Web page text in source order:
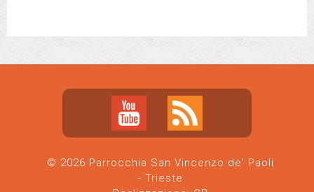
© 2026 Parrocchia San Vincenzo de' Paoli
- Trieste